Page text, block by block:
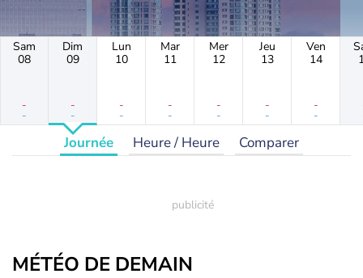
Sam
08
-
-
Dim
09
-
-
Lun
10
-
-
Mar
11
-
-
Mer
12
-
-
Jeu
13
-
-
Ven
14
-
-
Journée Heure / Heure Comparer
MÉTÉO DE DEMAIN